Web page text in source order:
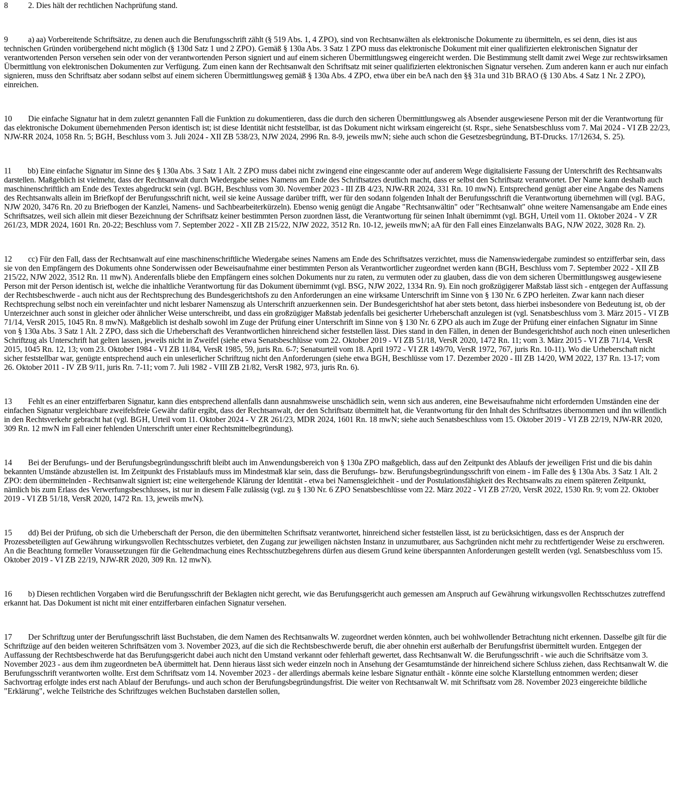
8 2. Dies hält der rechtlichen Nachprüfung stand.
9 a) aa) Vorbereitende Schriftsätze, zu denen auch die Berufungsschrift zählt (§ 519 Abs. 1, 4 ZPO), sind von Rechtsanwälten als elektronische Dokumente zu übermitteln, es sei denn, dies ist aus
technischen Gründen vorübergehend nicht möglich (§ 130d Satz 1 und 2 ZPO). Gemäß § 130a Abs. 3 Satz 1 ZPO muss das elektronische Dokument mit einer qualifizierten elektronischen Signatur der
verantwortenden Person versehen sein oder von der verantwortenden Person signiert und auf einem sicheren Übermittlungsweg eingereicht werden. Die Bestimmung stellt damit zwei Wege zur rechtswirksamen
Übermittlung von elektronischen Dokumenten zur Verfügung. Zum einen kann der Rechtsanwalt den Schriftsatz mit seiner qualifizierten elektronischen Signatur versehen. Zum anderen kann er auch nur einfach
signieren, muss den Schriftsatz aber sodann selbst auf einem sicheren Übermittlungsweg gemäß § 130a Abs. 4 ZPO, etwa über ein beA nach den §§ 31a und 31b BRAO (§ 130 Abs. 4 Satz 1 Nr. 2 ZPO),
einreichen.
10 Die einfache Signatur hat in dem zuletzt genannten Fall die Funktion zu dokumentieren, dass die durch den sicheren Übermittlungsweg als Absender ausgewiesene Person mit der die Verantwortung für
das elektronische Dokument übernehmenden Person identisch ist; ist diese Identität nicht feststellbar, ist das Dokument nicht wirksam eingereicht (st. Rspr., siehe Senatsbeschluss vom 7. Mai 2024 - VI ZB 22/23,
NJW-RR 2024, 1058 Rn. 5; BGH, Beschluss vom 3. Juli 2024 - XII ZB 538/23, NJW 2024, 2996 Rn. 8-9, jeweils mwN; siehe auch schon die Gesetzesbegründung, BT-Drucks. 17/12634, S. 25).
11 bb) Eine einfache Signatur im Sinne des § 130a Abs. 3 Satz 1 Alt. 2 ZPO muss dabei nicht zwingend eine eingescannte oder auf anderem Wege digitalisierte Fassung der Unterschrift des Rechtsanwalts
darstellen. Maßgeblich ist vielmehr, dass der Rechtsanwalt durch Wiedergabe seines Namens am Ende des Schriftsatzes deutlich macht, dass er selbst den Schriftsatz verantwortet. Der Name kann deshalb auch
maschinenschriftlich am Ende des Textes abgedruckt sein (vgl. BGH, Beschluss vom 30. November 2023 - III ZB 4/23, NJW-RR 2024, 331 Rn. 10 mwN). Entsprechend genügt aber eine Angabe des Namens
des Rechtsanwalts allein im Briefkopf der Berufungsschrift nicht, weil sie keine Aussage darüber trifft, wer für den sodann folgenden Inhalt der Berufungsschrift die Verantwortung übernehmen will (vgl. BAG,
NJW 2020, 3476 Rn. 20 zu Briefbogen der Kanzlei, Namens- und Sachbearbeiterkürzeln). Ebenso wenig genügt die Angabe "Rechtsanwältin" oder "Rechtsanwalt" ohne weitere Namensangabe am Ende eines
Schriftsatzes, weil sich allein mit dieser Bezeichnung der Schriftsatz keiner bestimmten Person zuordnen lässt, die Verantwortung für seinen Inhalt übernimmt (vgl. BGH, Urteil vom 11. Oktober 2024 - V ZR
261/23, MDR 2024, 1601 Rn. 20-22; Beschluss vom 7. September 2022 - XII ZB 215/22, NJW 2022, 3512 Rn. 10-12, jeweils mwN; aA für den Fall eines Einzelanwalts BAG, NJW 2022, 3028 Rn. 2).
12 cc) Für den Fall, dass der Rechtsanwalt auf eine maschinenschriftliche Wiedergabe seines Namens am Ende des Schriftsatzes verzichtet, muss die Namenswiedergabe zumindest so entzifferbar sein, dass
sie von den Empfängern des Dokuments ohne Sonderwissen oder Beweisaufnahme einer bestimmten Person als Verantwortlicher zugeordnet werden kann (BGH, Beschluss vom 7. September 2022 - XII ZB
215/22, NJW 2022, 3512 Rn. 11 mwN). Anderenfalls bliebe den Empfängern eines solchen Dokuments nur zu raten, zu vermuten oder zu glauben, dass die von dem sicheren Übermittlungsweg ausgewiesene
Person mit der Person identisch ist, welche die inhaltliche Verantwortung für das Dokument übernimmt (vgl. BSG, NJW 2022, 1334 Rn. 9). Ein noch großzügigerer Maßstab lässt sich - entgegen der Auffassung
der Rechtsbeschwerde - auch nicht aus der Rechtsprechung des Bundesgerichtshofs zu den Anforderungen an eine wirksame Unterschrift im Sinne von § 130 Nr. 6 ZPO herleiten. Zwar kann nach dieser
Rechtsprechung selbst noch ein vereinfachter und nicht lesbarer Namenszug als Unterschrift anzuerkennen sein. Der Bundesgerichtshof hat aber stets betont, dass hierbei insbesondere von Bedeutung ist, ob der
Unterzeichner auch sonst in gleicher oder ähnlicher Weise unterschreibt, und dass ein großzügiger Maßstab jedenfalls bei gesicherter Urheberschaft anzulegen ist (vgl. Senatsbeschluss vom 3. März 2015 - VI ZB
71/14, VersR 2015, 1045 Rn. 8 mwN). Maßgeblich ist deshalb sowohl im Zuge der Prüfung einer Unterschrift im Sinne von § 130 Nr. 6 ZPO als auch im Zuge der Prüfung einer einfachen Signatur im Sinne
von § 130a Abs. 3 Satz 1 Alt. 2 ZPO, dass sich die Urheberschaft des Verantwortlichen hinreichend sicher feststellen lässt. Dies stand in den Fällen, in denen der Bundesgerichtshof auch noch einen unleserlichen
Schriftzug als Unterschrift hat gelten lassen, jeweils nicht in Zweifel (siehe etwa Senatsbeschlüsse vom 22. Oktober 2019 - VI ZB 51/18, VersR 2020, 1472 Rn. 11; vom 3. März 2015 - VI ZB 71/14, VersR
2015, 1045 Rn. 12, 13; vom 23. Oktober 1984 - VI ZB 11/84, VersR 1985, 59, juris Rn. 6-7; Senatsurteil vom 18. April 1972 - VI ZR 149/70, VersR 1972, 767, juris Rn. 10-11). Wo die Urheberschaft nicht
sicher feststellbar war, genügte entsprechend auch ein unleserlicher Schriftzug nicht den Anforderungen (siehe etwa BGH, Beschlüsse vom 17. Dezember 2020 - III ZB 14/20, WM 2022, 137 Rn. 13-17; vom
26. Oktober 2011 - IV ZB 9/11, juris Rn. 7-11; vom 7. Juli 1982 - VIII ZB 21/82, VersR 1982, 973, juris Rn. 6).
13 Fehlt es an einer entzifferbaren Signatur, kann dies entsprechend allenfalls dann ausnahmsweise unschädlich sein, wenn sich aus anderen, eine Beweisaufnahme nicht erfordernden Umständen eine der
einfachen Signatur vergleichbare zweifelsfreie Gewähr dafür ergibt, dass der Rechtsanwalt, der den Schriftsatz übermittelt hat, die Verantwortung für den Inhalt des Schriftsatzes übernommen und ihn willentlich
in den Rechtsverkehr gebracht hat (vgl. BGH, Urteil vom 11. Oktober 2024 - V ZR 261/23, MDR 2024, 1601 Rn. 18 mwN; siehe auch Senatsbeschluss vom 15. Oktober 2019 - VI ZB 22/19, NJW-RR 2020,
309 Rn. 12 mwN im Fall einer fehlenden Unterschrift unter einer Rechtsmittelbegründung).
14 Bei der Berufungs- und der Berufungsbegründungsschrift bleibt auch im Anwendungsbereich von § 130a ZPO maßgeblich, dass auf den Zeitpunkt des Ablaufs der jeweiligen Frist und die bis dahin
bekannten Umstände abzustellen ist. Im Zeitpunkt des Fristablaufs muss im Mindestmaß klar sein, dass die Berufungs- bzw. Berufungsbegründungsschrift von einem - im Falle des § 130a Abs. 3 Satz 1 Alt. 2
ZPO: dem übermittelnden - Rechtsanwalt signiert ist; eine weitergehende Klärung der Identität - etwa bei Namensgleichheit - und der Postulationsfähigkeit des Rechtsanwalts zu einem späteren Zeitpunkt,
nämlich bis zum Erlass des Verwerfungsbeschlusses, ist nur in diesem Falle zulässig (vgl. zu § 130 Nr. 6 ZPO Senatsbeschlüsse vom 22. März 2022 - VI ZB 27/20, VersR 2022, 1530 Rn. 9; vom 22. Oktober
2019 - VI ZB 51/18, VersR 2020, 1472 Rn. 13, jeweils mwN).
15 dd) Bei der Prüfung, ob sich die Urheberschaft der Person, die den übermittelten Schriftsatz verantwortet, hinreichend sicher feststellen lässt, ist zu berücksichtigen, dass es der Anspruch der
Prozessbeteiligten auf Gewährung wirkungsvollen Rechtsschutzes verbietet, den Zugang zur jeweiligen nächsten Instanz in unzumutbarer, aus Sachgründen nicht mehr zu rechtfertigender Weise zu erschweren.
An die Beachtung formeller Voraussetzungen für die Geltendmachung eines Rechtsschutzbegehrens dürfen aus diesem Grund keine überspannten Anforderungen gestellt werden (vgl. Senatsbeschluss vom 15.
Oktober 2019 - VI ZB 22/19, NJW-RR 2020, 309 Rn. 12 mwN).
16 b) Diesen rechtlichen Vorgaben wird die Berufungsschrift der Beklagten nicht gerecht, wie das Berufungsgericht auch gemessen am Anspruch auf Gewährung wirkungsvollen Rechtsschutzes zutreffend
erkannt hat. Das Dokument ist nicht mit einer entzifferbaren einfachen Signatur versehen.
17 Der Schriftzug unter der Berufungsschrift lässt Buchstaben, die dem Namen des Rechtsanwalts W. zugeordnet werden könnten, auch bei wohlwollender Betrachtung nicht erkennen. Dasselbe gilt für die
Schriftzüge auf den beiden weiteren Schriftsätzen vom 3. November 2023, auf die sich die Rechtsbeschwerde beruft, die aber ohnehin erst außerhalb der Berufungsfrist übermittelt wurden. Entgegen der
Auffassung der Rechtsbeschwerde hat das Berufungsgericht dabei auch nicht den Umstand verkannt oder fehlerhaft gewertet, dass Rechtsanwalt W. die Berufungsschrift - wie auch die Schriftsätze vom 3.
November 2023 - aus dem ihm zugeordneten beA übermittelt hat. Denn hieraus lässt sich weder einzeln noch in Ansehung der Gesamtumstände der hinreichend sichere Schluss ziehen, dass Rechtsanwalt W. die
Berufungsschrift verantworten wollte. Erst dem Schriftsatz vom 14. November 2023 - der allerdings abermals keine lesbare Signatur enthält - könnte eine solche Klarstellung entnommen werden; dieser
Sachvortrag erfolgte indes erst nach Ablauf der Berufungs- und auch schon der Berufungsbegründungsfrist. Die weiter von Rechtsanwalt W. mit Schriftsatz vom 28. November 2023 eingereichte bildliche
"Erklärung", welche Teilstriche des Schriftzuges welchen Buchstaben darstellen sollen,